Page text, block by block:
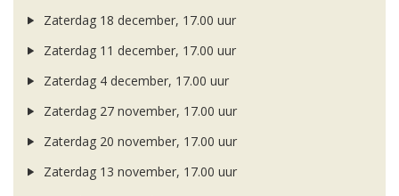
Zaterdag 18 december, 17.00 uur
Zaterdag 11 december, 17.00 uur
Zaterdag 4 december, 17.00 uur
Zaterdag 27 november, 17.00 uur
Zaterdag 20 november, 17.00 uur
Zaterdag 13 november, 17.00 uur